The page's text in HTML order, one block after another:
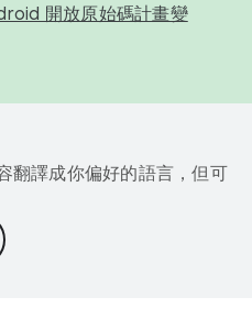
開放原始碼計畫變
翻譯成你偏好的語言，但可